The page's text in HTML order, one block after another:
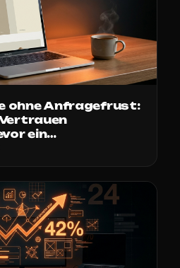
ohne Anfragefrust:
ein
wird